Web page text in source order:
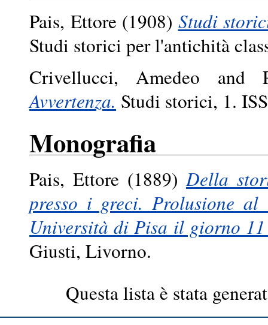
Pais, Ettore (1908) Studi
Studi storici per l'antichità
Crivellucci, Amedeo and
Avvertenza. Studi storici, 1.
Monografia
Pais, Ettore (1889)Della
presso i greci. Prolusione
Università di Pisa il giorno
Giusti, Livorno.
Questa lista è stata